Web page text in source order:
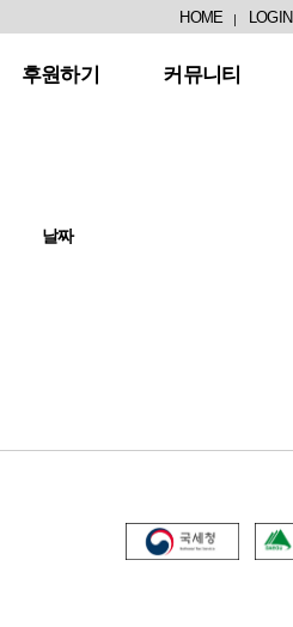
HOME LOGIN
후원하기 커뮤니티
날짜